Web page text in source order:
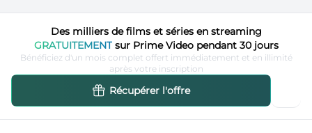
Des milliers de films et séries en streaming
GRATUITEMENTsur Prime Video pendant 30 jours
Bénéficiez d'un mois complet offert immédiatement et en illimité
après votre inscription
Récupérer l'offre